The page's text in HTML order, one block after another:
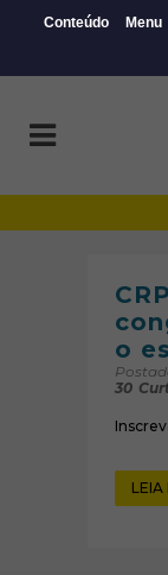
Conteúdo Menu
o
30
LEIA